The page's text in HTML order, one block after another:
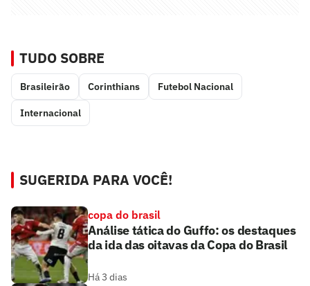
TUDO SOBRE
Brasileirão Corinthians Futebol Nacional
Internacional
SUGERIDA PARA VOCÊ!
copa do brasil
Análise tática do Guffo: os destaques
da ida das oitavas da Copa do Brasil
Há 3 dias